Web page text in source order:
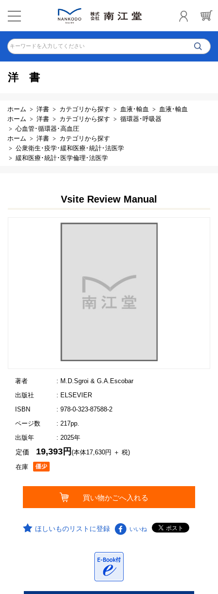
キーワードを入力してください
洋書
ホーム 洋書 カテゴリから探す 血液･輸血
血液･輸血
ホーム
洋書 カテゴリから探す
循環器･呼吸器
心血管･循環器･高血圧
ホーム
洋書
カテゴリから探す
公衆衛生･疫学･緩和医療･統計･法医学
緩和医療･統計･医学倫理･法医学
Vsite Review Manual
著者
: M.D.Sgroi & G.A.Escobar
出版社
: ELSEVIER
ISBN
: 978-0-323-87588-2
ページ数
: 217pp.
出版年
: 2025年
在庫
定価 19,393円(本体17,630円 ＋ 税)
ほしいものリストに登録 いいね